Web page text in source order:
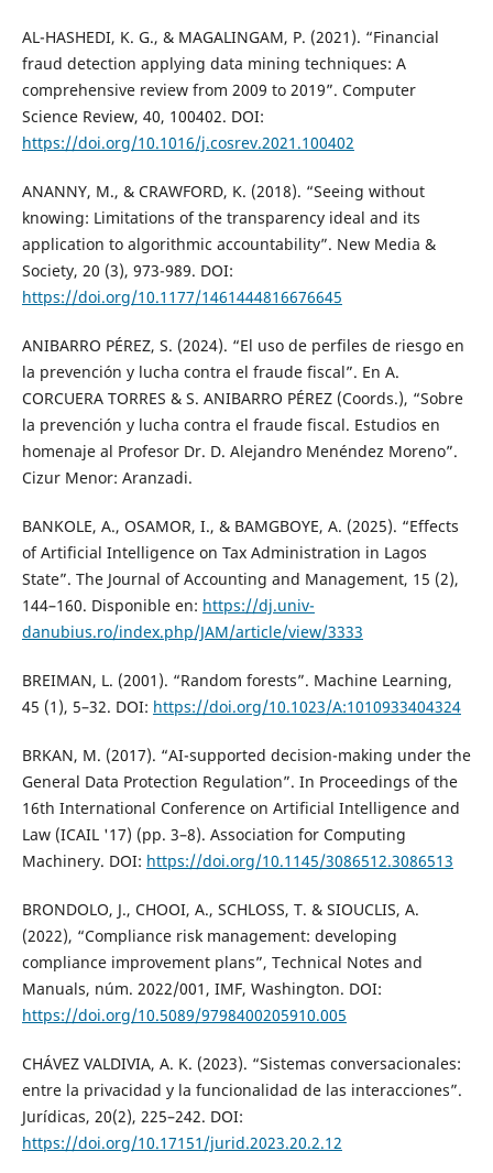
AL-HASHEDI, K. G., & MAGALINGAM, P. (2021). “Financial
fraud detection applying data mining techniques: A
comprehensive review from 2009 to 2019”. Computer
Science Review, 40, 100402. DOI:
https://doi.org/10.1016/j.cosrev.2021.100402
ANANNY, M., & CRAWFORD, K. (2018). “Seeing without
knowing: Limitations of the transparency ideal and its
application to algorithmic accountability”. New Media &
Society, 20 (3), 973-989. DOI:
https://doi.org/10.1177/1461444816676645
ANIBARRO PÉREZ, S. (2024). “El uso de perfiles de riesgo en
la prevención y lucha contra el fraude fiscal”. En A.
CORCUERA TORRES & S. ANIBARRO PÉREZ (Coords.), “Sobre
la prevención y lucha contra el fraude fiscal. Estudios en
homenaje al Profesor Dr. D. Alejandro Menéndez Moreno”.
Cizur Menor: Aranzadi.
BANKOLE, A., OSAMOR, I., & BAMGBOYE, A. (2025). “Effects
of Artificial Intelligence on Tax Administration in Lagos
State”. The Journal of Accounting and Management, 15 (2),
144–160. Disponible en: https://dj.univ-
danubius.ro/index.php/JAM/article/view/3333
BREIMAN, L. (2001). “Random forests”. Machine Learning,
45 (1), 5–32. DOI: https://doi.org/10.1023/A:1010933404324
BRKAN, M. (2017). “AI-supported decision-making under the
General Data Protection Regulation”. In Proceedings of the
16th International Conference on Artificial Intelligence and
Law (ICAIL '17) (pp. 3–8). Association for Computing
Machinery. DOI: https://doi.org/10.1145/3086512.3086513
BRONDOLO, J., CHOOI, A., SCHLOSS, T. & SIOUCLIS, A.
(2022), “Compliance risk management: developing
compliance improvement plans”, Technical Notes and
Manuals, núm. 2022/001, IMF, Washington. DOI:
https://doi.org/10.5089/9798400205910.005
CHÁVEZ VALDIVIA, A. K. (2023). “Sistemas conversacionales:
entre la privacidad y la funcionalidad de las interacciones”.
Jurídicas, 20(2), 225–242. DOI:
https://doi.org/10.17151/jurid.2023.20.2.12